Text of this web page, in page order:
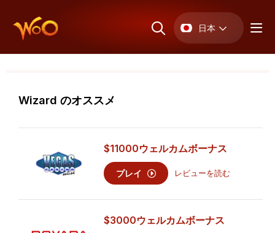
日本
Wizard のオススメ
$11000ウェルカムボーナス
プレイ レビューを読む
$3000ウェルカムボーナス